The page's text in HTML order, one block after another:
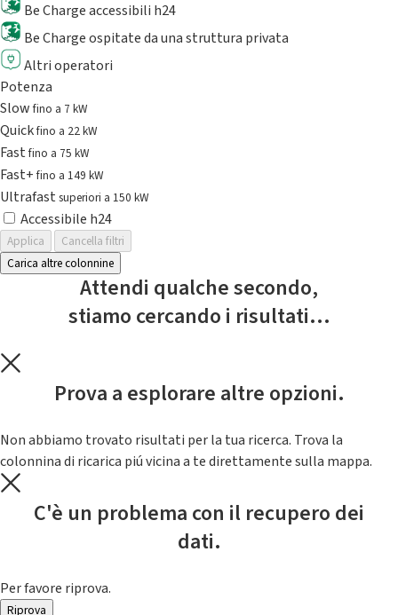
Be Charge accessibili h24
Be Charge ospitate da una struttura privata
Altri operatori
Potenza
Slowfino a 7 kW
Quickfino a 22 kW
Fastfino a 75 kW
Fast+fino a 149 kW
Ultrafast superiori a 150 kW
Accessibile h24
Applica
Cancella filtri
Carica altre colonnine
Attendi qualche secondo,
stiamo cercando i risultati...
Prova a esplorare altre opzioni.
Non abbiamo trovato risultati per la tua ricerca. Trova la
colonnina di ricarica piú vicina a te direttamente sulla mappa.
C'è un problema con il recupero dei
dati.
Per favore riprova.
Riprova